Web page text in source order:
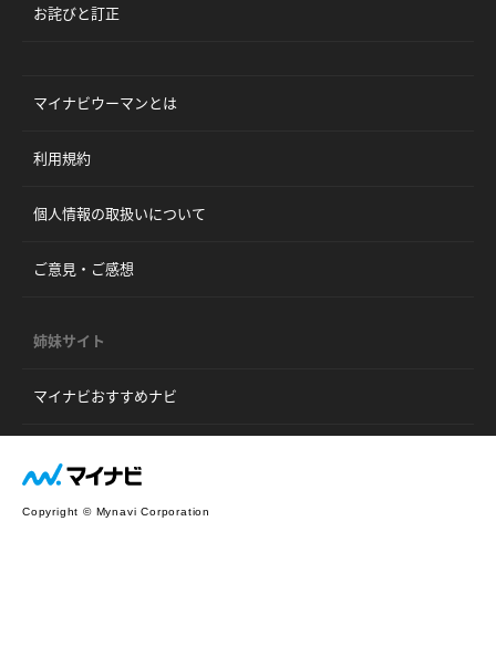
お詫びと訂正
マイナビウーマンとは
利用規約
個人情報の取扱いについて
ご意見・ご感想
姉妹サイト
マイナビおすすめナビ
Copyright © Mynavi Corporation